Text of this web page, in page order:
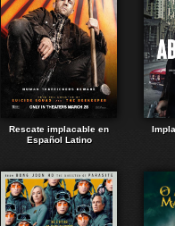
Rescate implacable en
Español Latino